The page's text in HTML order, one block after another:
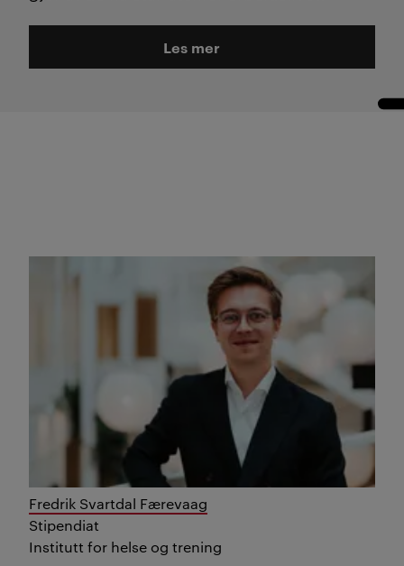
Les mer
Fredrik Svartdal Færevaag
Stipendiat
Institutt for helse og trening